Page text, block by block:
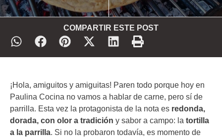
COMPARTIR ESTE POST
¡Hola, amiguitos y amiguitas! Paren todo porque hoy en
Paulina Cocina no vamos a hablar de carne, pero sí de
parrilla. Esta vez la protagonista de la nota es redonda,
dorada, con olor a tradición y sabor a campo: la tortilla
a la parrilla. Si no la probaron todavía, es momento de